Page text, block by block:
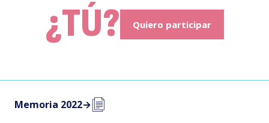
¿TÚ? Quiero participar
Memoria 2022→